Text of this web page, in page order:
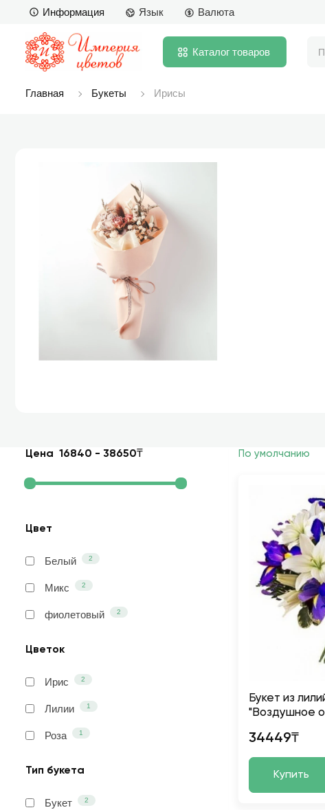
Информация Язык Валюта
Каталог товаров
Главная Букеты Ирисы
Цена 16840 - 38650₸
Цвет
Белый 2
Микс 2
фиолетовый 2
Цветок
Ирис 2
Лилии 1
Роза 1
Тип букета
Букет 2
По умолчанию
Букет из
"Воздушное
34449₸
Купить